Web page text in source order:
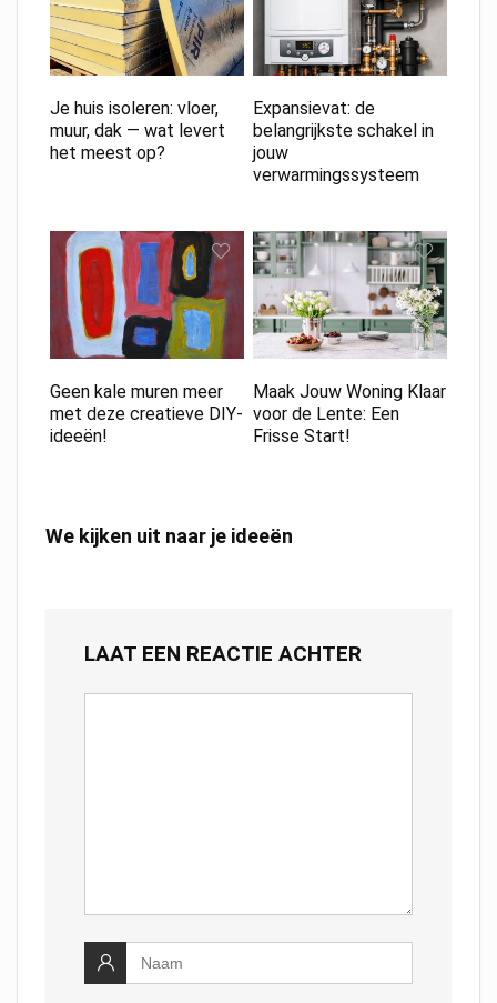
Je huis isoleren: vloer,
muur, dak — wat levert
het meest op?
Expansievat: de
belangrijkste schakel in
jouw
verwarmingssysteem
Geen kale muren meer
met deze creatieve DIY-
ideeën!
Maak Jouw Woning Klaar
voor de Lente: Een
Frisse Start!
We kijken uit naar je ideeën
LAAT EEN REACTIE ACHTER